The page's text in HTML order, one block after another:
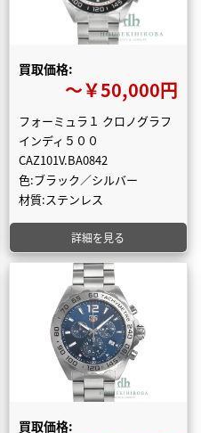
買取価格:
〜￥50,000円
フォーミュラ１ クロノグラフ
インディ５００
CAZ101V.BA0842
色:ブラック／シルバー
材質:ステンレス
詳細を見る
買取価格: